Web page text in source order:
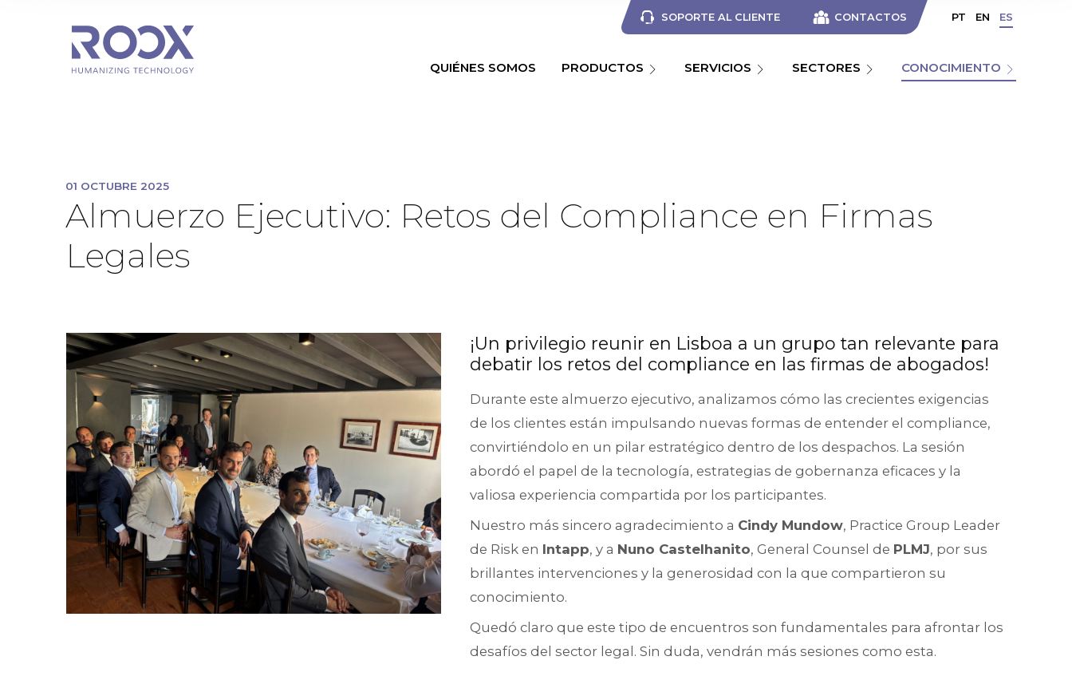
QUIÉNES SOMOS PRODUCTOS SERVICIOS SECTORES CONOCIMIENTO
SOPORTE AL CLIENTE CONTACTOS PT EN ES
01 OCTUBRE 2025
Almuerzo Ejecutivo: Retos del Compliance en Firmas
Legales
¡Un privilegio reunir en Lisboa a un grupo tan relevante para
debatir los retos del compliance en las firmas de abogados!
Durante este almuerzo ejecutivo, analizamos cómo las crecientes exigencias
de los clientes están impulsando nuevas formas de entender el compliance,
convirtiéndolo en un pilar estratégico dentro de los despachos. La sesión
abordó el papel de la tecnología, estrategias de gobernanza eficaces y la
valiosa experiencia compartida por los participantes.
Nuestro más sincero agradecimiento a Cindy Mundow, Practice Group Leader
de Risk en Intapp, y a Nuno Castelhanito, General Counsel de PLMJ, por sus
brillantes intervenciones y la generosidad con la que compartieron su
conocimiento.
Quedó claro que este tipo de encuentros son fundamentales para afrontar los
desafíos del sector legal. Sin duda, vendrán más sesiones como esta.